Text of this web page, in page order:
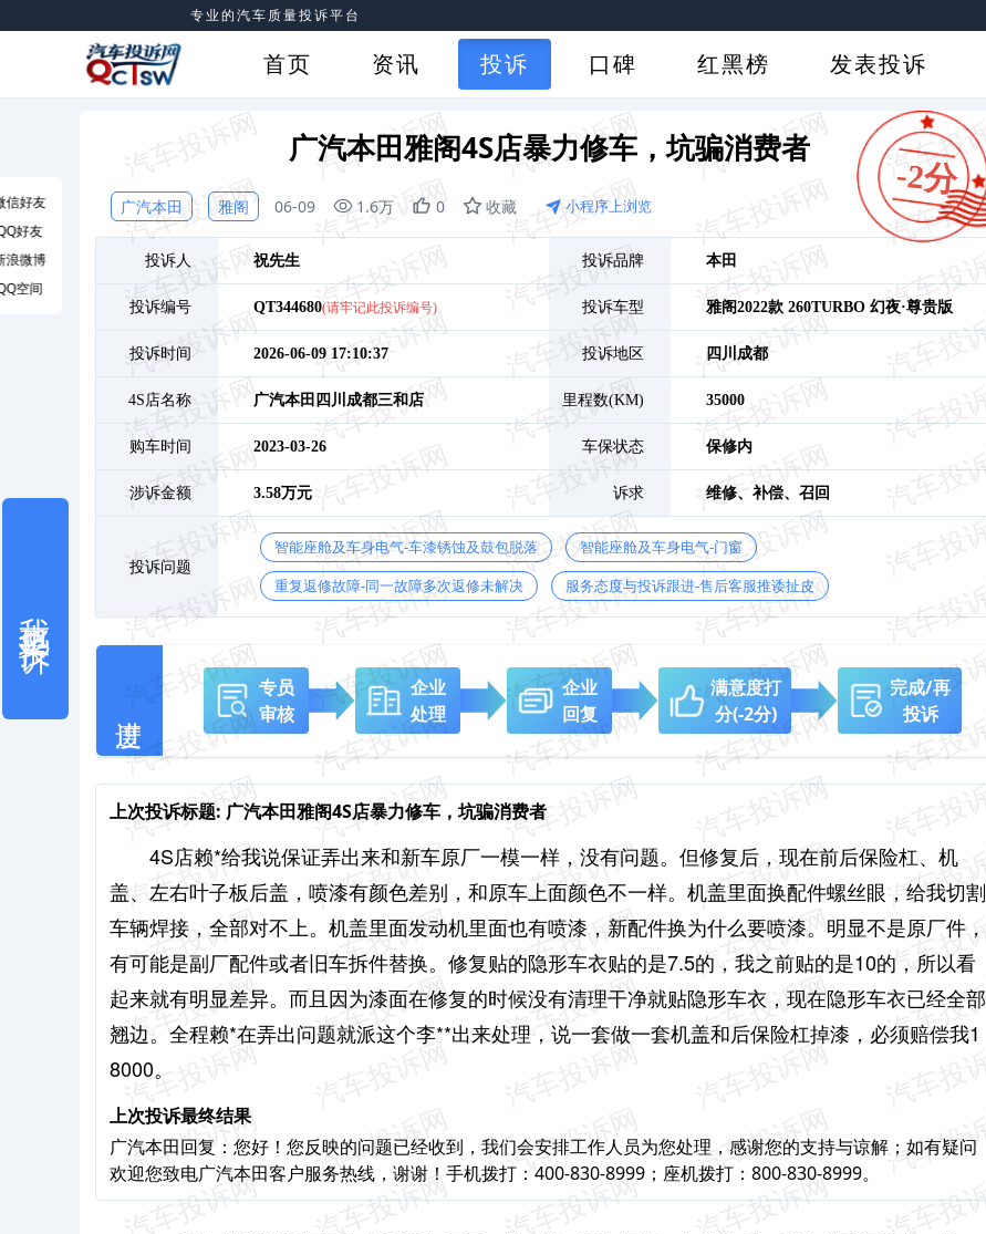
专业的汽车质量投诉平台
首页 资讯 投诉 口碑 红黑榜 发表投诉
-2分
广汽本田雅阁4S店暴力修车，坑骗消费者
广汽本田 雅阁 06-09 1.6万 0 收藏 小程序上浏览
投诉人 祝先生 投诉品牌 本田
投诉编号 QT344680(请牢记此投诉编号) 投诉车型 雅阁2022款 260TURBO 幻夜·尊贵版
投诉时间 2026-06-09 17:10:37 投诉地区 四川 成都
4S店名称 广汽本田四川成都三和店 里程数(KM) 35000
购车时间 2023-03-26 车保状态 保修内
涉诉金额 3.58万元 诉求 维修、 补偿、 召回
投诉问题
智能座舱及车身电气-车漆锈蚀及鼓包脱落 智能座舱及车身电气-门窗
重复返修故障-同一故障多次返修未解决 服务态度与投诉跟进-售后客服推诿扯皮
专员
审核
企业
处理
企业
回复
满意度打
分(-2分)
完成/再
投诉
上次投诉标题: 广汽本田雅阁4S店暴力修车，坑骗消费者
4S店赖*给我说保证弄出来和新车原厂一模一样，没有问题。但修复后，现在前后保险杠、机
盖、左右叶子板后盖，喷漆有颜色差别，和原车上面颜色不一样。机盖里面换配件螺丝眼，给我切割
车辆焊接，全部对不上。机盖里面发动机里面也有喷漆，新配件换为什么要喷漆。明显不是原厂件，
有可能是副厂配件或者旧车拆件替换。修复贴的隐形车衣贴的是7.5的，我之前贴的是10的，所以看
起来就有明显差异。而且因为漆面在修复的时候没有清理干净就贴隐形车衣，现在隐形车衣已经全部
翘边。全程赖*在弄出问题就派这个李**出来处理，说一套做一套机盖和后保险杠掉漆，必须赔偿我1
8000。
上次投诉最终结果
广汽本田回复：您好！您反映的问题已经收到，我们会安排工作人员为您处理，感谢您的支持与谅解；如有疑问
欢迎您致电广汽本田客户服务热线，谢谢！手机拨打：400-830-8999；座机拨打：800-830-8999。
信好友
好友
浪微博
空间